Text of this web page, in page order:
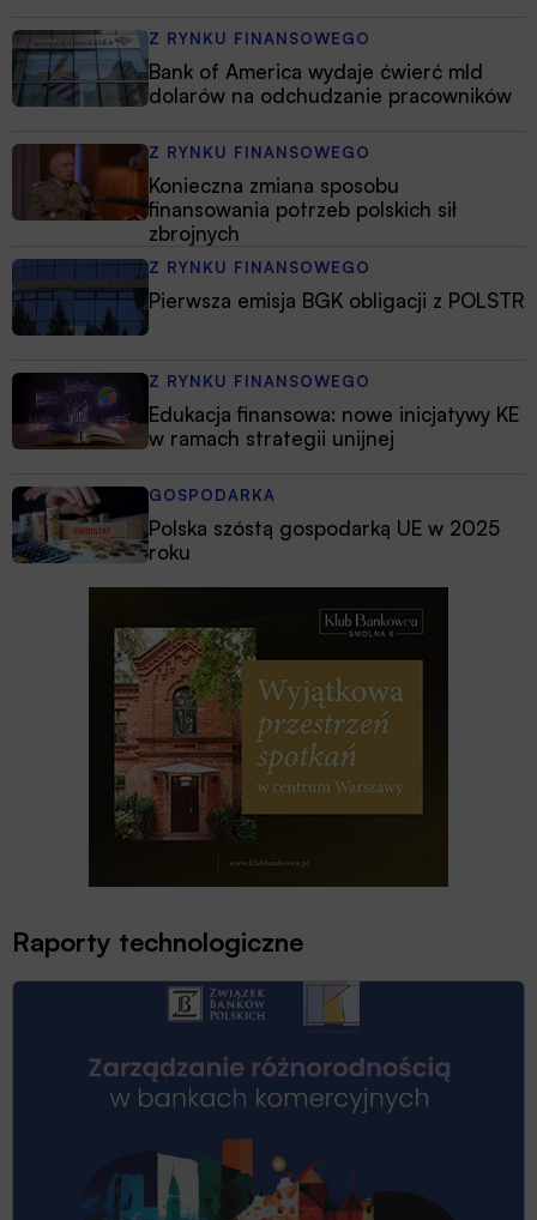
Z RYNKU FINANSOWEGO
Bank of America wydaje ćwierć mld
dolarów na odchudzanie pracowników
Z RYNKU FINANSOWEGO
Konieczna zmiana sposobu
finansowania potrzeb polskich sił
zbrojnych
Z RYNKU FINANSOWEGO
Pierwsza emisja BGK obligacji z POLSTR
Z RYNKU FINANSOWEGO
Edukacja finansowa: nowe inicjatywy KE
w ramach strategii unijnej
GOSPODARKA
Polska szóstą gospodarką UE w 2025
roku
Raporty technologiczne